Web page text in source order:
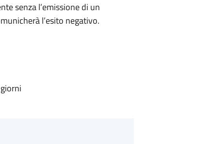
senza l’emissione di un
l’esito negativo.